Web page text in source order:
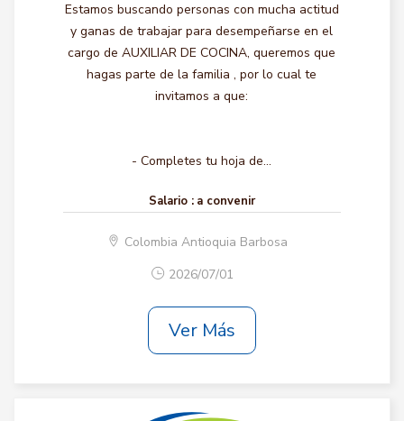
Estamos buscando personas con mucha actitud
y ganas de trabajar para desempeñarse en el
cargo de AUXILIAR DE COCINA, queremos que
hagas parte de la familia , por lo cual te
invitamos a que:
- Completes tu hoja de...
Salario : a convenir
Colombia Antioquia Barbosa
2026/07/01
Ver Más